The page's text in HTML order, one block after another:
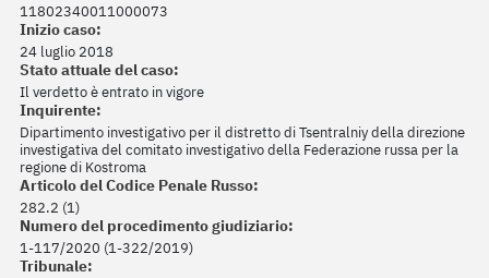
11802340011000073
Inizio caso:
24 luglio 2018
Stato attuale del caso:
Il verdetto è entrato in vigore
Inquirente:
Dipartimento investigativo per il distretto di Tsentralniy della direzione
investigativa del comitato investigativo della Federazione russa per la
regione di Kostroma
Articolo del Codice Penale Russo:
282.2 (1)
Numero del procedimento giudiziario:
1-117/2020 (1-322/2019)
Tribunale: